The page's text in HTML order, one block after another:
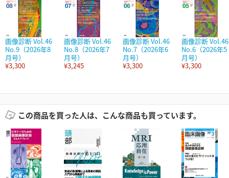
画像診断 Vol.46
No.9（2026年8
月号）
¥3,300
画像診断 Vol.46
No.8（2026年7
月号）
¥3,245
画像診断 Vol.46
No.7（2026年6
月号）
¥3,300
画像診断 Vol.46
No.6（2026年5
月号）
¥3,300
この商品を買った人は、こんな商品も買っています。